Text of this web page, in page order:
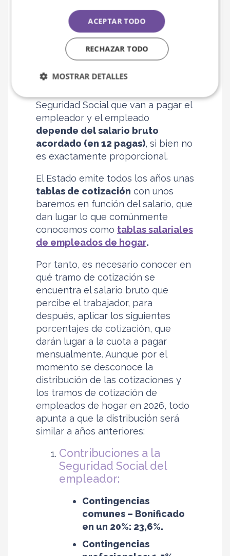
deben cotizar a la Seguridad
por diferentes conceptos.
Estas contribuciones cubren
prestaciones como pensiones,
desempleo y asistencia sanitaria.
Seguridad Social que van a pagar el
empleador y el empleado
depende del salario bruto
acordado (en 12 pagas), si bien no
es exactamente proporcional.
El Estado emite todos los años unas
tablas de cotización con unos
baremos en función del salario, que
dan lugar lo que comúnmente
conocemos como tablas salariales
de empleados de hogar.
Por tanto, es necesario conocer en
qué tramo de cotización se
encuentra el salario bruto que
percibe el trabajador, para
después, aplicar los siguientes
porcentajes de cotización, que
darán lugar a la cuota a pagar
mensualmente. Aunque por el
momento se desconoce la
distribución de las cotizaciones y
los tramos de cotización de
empleados de hogar en 2026, todo
apunta a que la distribución será
similar a años anteriores:
Contribuciones a la
Seguridad Social del
empleador:
Contingencias
comunes – Bonificado
en un 20%: 23,6%.
Contingencias
ACEPTAR TODO
RECHAZAR TODO
MOSTRAR DETALLES